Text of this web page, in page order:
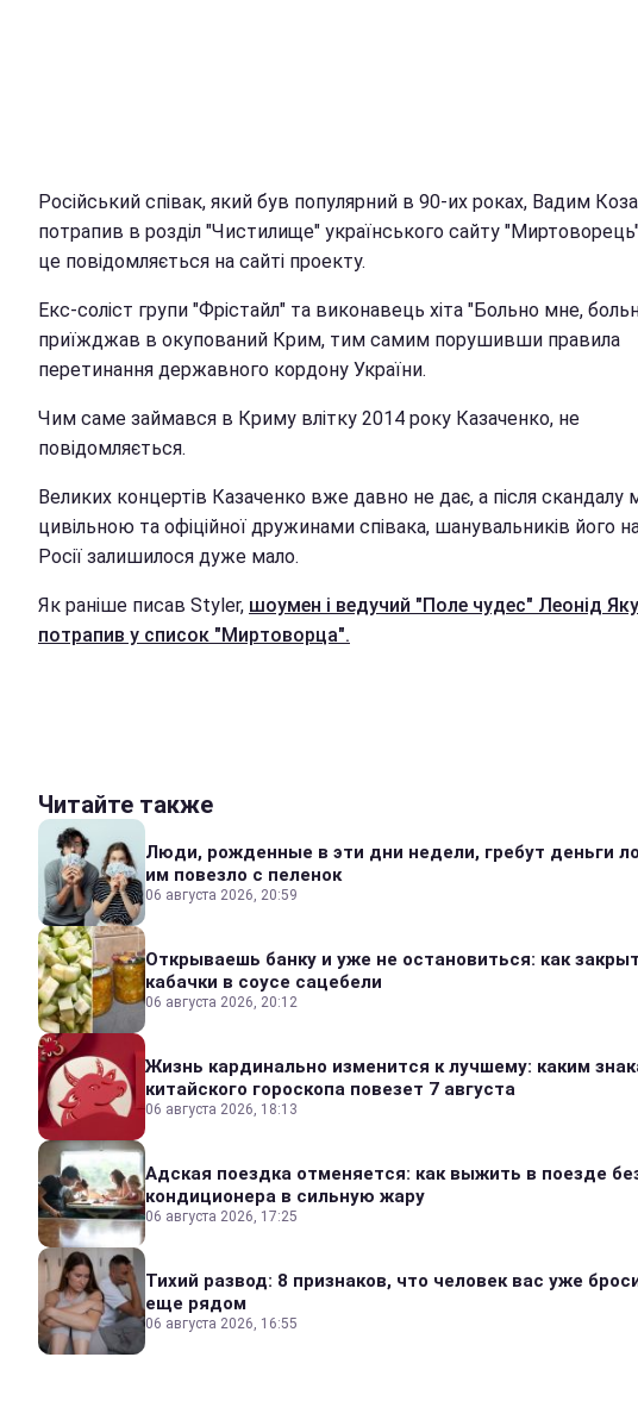
Російський співак, який був популярний в 90-их роках, Вадим
потрапив в розділ "Чистилище" українського сайту
це повідомляється на сайті проекту.
Екс-соліст групи "Фрістайл" та виконавець хіта "Больно мне,
приїжджав в окупований Крим, тим самим порушивши правила
перетинання державного кордону України.
Чим саме займався в Криму влітку 2014 року Казаченко, не
повідомляється.
Великих концертів Казаченко вже давно не дає, а після скандалу
цивільною та офіційної дружинами співака, шанувальників його
Росії залишилося дуже мало.
Як раніше писав Styler, шоумен і ведучий "Поле чудес" Леонід
потрапив у список "Миртоворца".
Читайте также
Люди, рожденные в эти дни недели, гребут деньги
им повезло с пеленок
06 августа 2026, 20:59
Открываешь банку и уже не остановиться: как
кабачки в соусе сацебели
06 августа 2026, 20:12
Жизнь кардинально изменится к лучшему: каким
китайского гороскопа повезет 7 августа
06 августа 2026, 18:13
Адская поездка отменяется: как выжить в поезде
кондиционера в сильную жару
06 августа 2026, 17:25
Тихий развод: 8 признаков, что человек вас уже
еще рядом
06 августа 2026, 16:55